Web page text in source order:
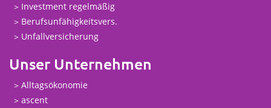
Investment regelmäßig
Berufsunfähigkeitsvers.
Unfallversicherung
Unser Unternehmen
Alltagsökonomie
ascent